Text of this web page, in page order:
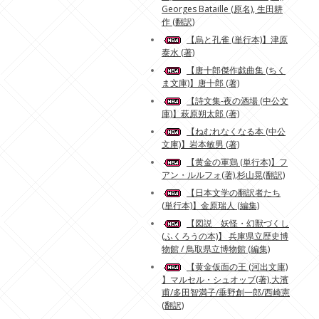
Georges Bataille (原名), 生田耕
作 (翻訳)
【烏と孔雀 (単行本)】津原
泰水 (著)
【唐十郎傑作戯曲集 (ちく
ま文庫)】唐十郎 (著)
【詩文集-夜の酒場 (中公文
庫)】萩原朔太郎 (著)
【ねむれなくなる本 (中公
文庫)】岩本敏男 (著)
【黄金の軍鶏 (単行本)】フ
アン・ルルフォ(著),杉山晃(翻訳)
【日本文学の翻訳者たち
(単行本)】金原瑞人 (編集)
【図説 妖怪・幻獣づくし
(ふくろうの本)】 兵庫県立歴史博
物館 / 鳥取県立博物館 (編集)
【黄金仮面の王 (河出文庫)
】マルセル・シュオッブ(著),大濱
甫/多田智満子/垂野創一郎/西崎憲
(翻訳)